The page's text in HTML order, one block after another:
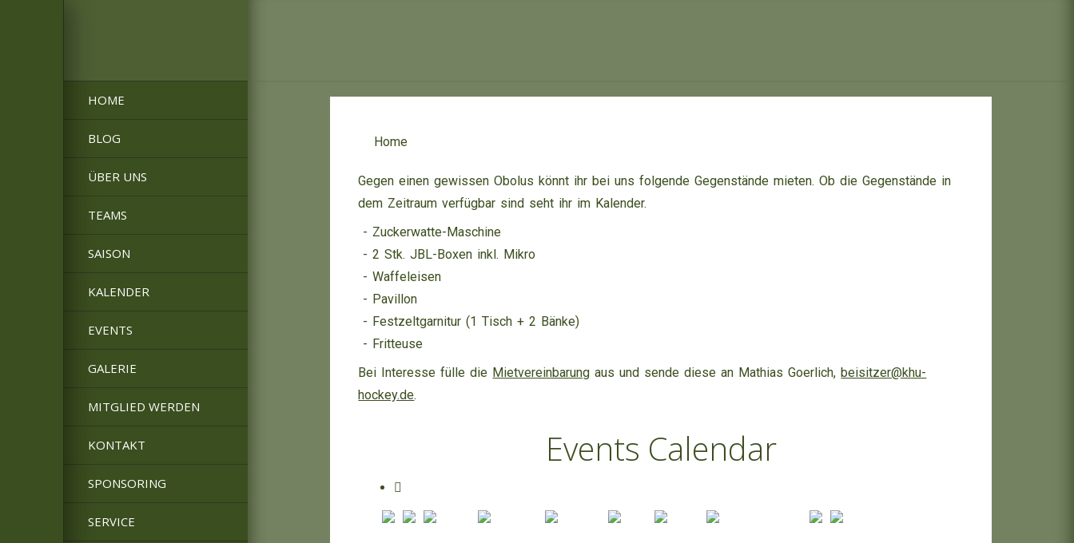
Home
Gegen einen gewissen Obolus könnt ihr bei uns folgende Gegenstände mieten. Ob die Gegenstände in
dem Zeitraum verfügbar sind seht ihr im Kalender.
- Zuckerwatte-Maschine
- 2 Stk. JBL-Boxen inkl. Mikro
- Waffeleisen
- Pavillon
- Festzeltgarnitur (1 Tisch + 2 Bänke)
- Fritteuse
Bei Interesse fülle die Mietvereinbarung aus und sende diese an Mathias Goerlich,beisitzer@khu-
hockey.de.
Events Calendar
HOME
BLOG
ÜBER UNS
TEAMS
SAISON
KALENDER
EVENTS
GALERIE
MITGLIED WERDEN
KONTAKT
SPONSORING
SERVICE